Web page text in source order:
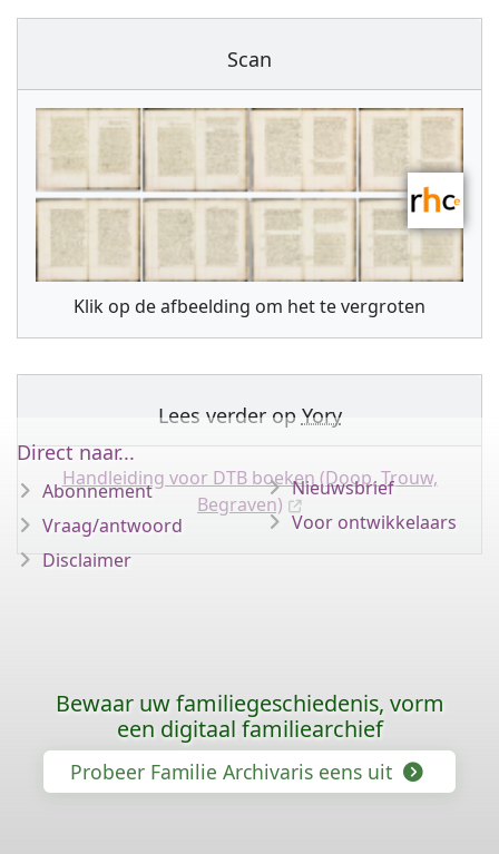
Scan
Klik op de afbeelding om het te vergroten
Lees verder op Yory
Handleiding voor DTB boeken (Doop, Trouw,
Begraven)
Direct naar...
Abonnement
Vraag/antwoord
Disclaimer
Nieuwsbrief
Voor ontwikkelaars
Bewaar uw familiegeschiedenis, vorm
een digitaal familiearchief
Probeer Familie Archivaris eens uit